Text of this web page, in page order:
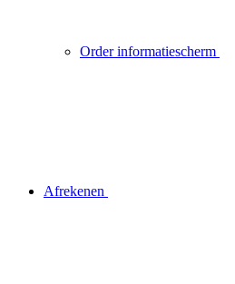
Order informatiescherm
Afrekenen